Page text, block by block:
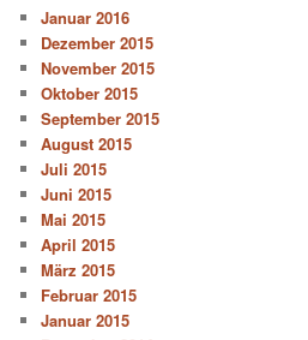
Januar 2016
Dezember 2015
November 2015
Oktober 2015
September 2015
August 2015
Juli 2015
Juni 2015
Mai 2015
April 2015
März 2015
Februar 2015
Januar 2015